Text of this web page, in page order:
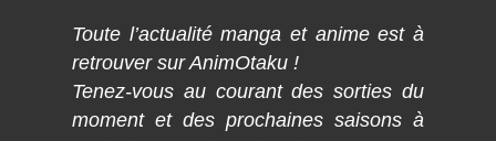
Toute l’actualité manga et anime est à
retrouver sur AnimOtaku !
Tenez-vous au courant des sorties du
moment et des prochaines saisons à